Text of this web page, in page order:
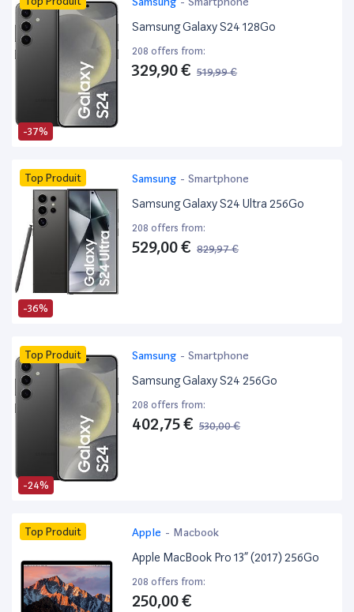
-37%
Samsung Galaxy S24 128Go
208 offers from:
329,90 € 519,99 €
-36%
Top Produit Samsung - Smartphone
Samsung Galaxy S24 Ultra 256Go
208 offers from:
529,00 € 829,97 €
-24%
Top Produit Samsung - Smartphone
Samsung Galaxy S24 256Go
208 offers from:
402,75 € 530,00 €
Top Produit Apple - Macbook
Apple MacBook Pro 13” (2017) 256Go
208 offers from:
250,00 €